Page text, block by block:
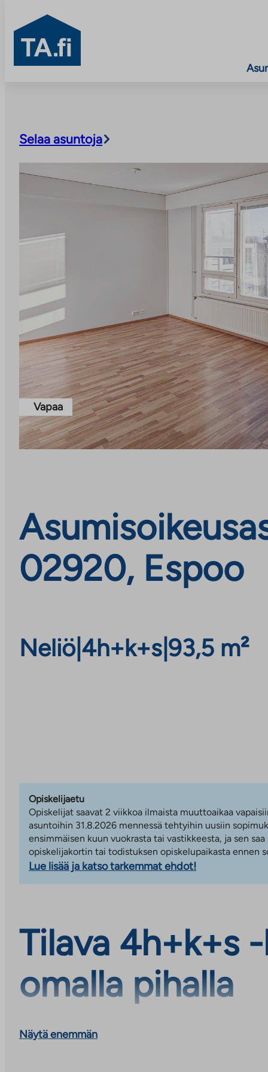
TA.fi
Selaa asuntoja
Vapaa
02920, Espoo
Neliö| 4h+k+s 93,5 m²
Opiskelijaetu
Opiskelijat saavat 2 viikkoa ilmaista muuttoaikaa
asuntoihin 31.8.2026 mennessä tehtyihin uusiin
ensimmäisen kuun vuokrasta tai vastikkeesta, ja sen
opiskelijakortin tai todistuksen opiskelupaikasta ennen
Lue lisää ja katso tarkemmat ehdot!
Tilava 4h+k+s
omalla pihalla
Tämä 93,5 m²:n asumisoikeuskoti tarjoaa toimivan
Näytä enemmän